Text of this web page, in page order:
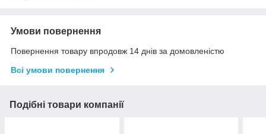
Умови повернення
Повернення товару впродовж 14 днів за домовленістю
Всі умови повернення
Подібні товари компанії